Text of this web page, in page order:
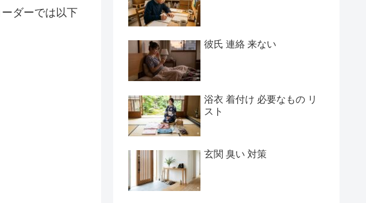
ダーでは以下
彼氏 連絡 来ない
浴衣 着付け 必要なもの リ
スト
玄関 臭い 対策